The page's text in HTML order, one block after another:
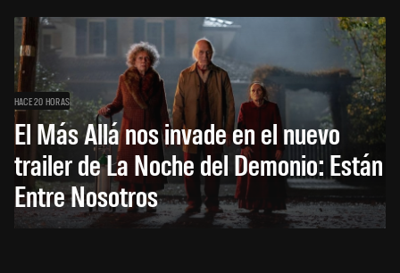
HACE 20 HORAS
El Más Allá nos invade en el nuevo
trailer de La Noche del Demonio: Están
Entre Nosotros